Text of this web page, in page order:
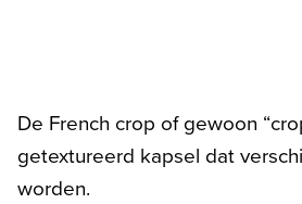
De French crop of gewoon
getextureerd kapsel dat
worden.